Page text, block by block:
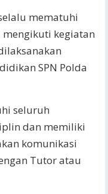
mematuhi
kegiatan
SPN Polda
seluruh
dan memiliki
komunikasi
Tutor atau